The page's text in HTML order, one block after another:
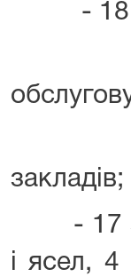
- 18
-
-
закладів;
- 17
і ясел, 4